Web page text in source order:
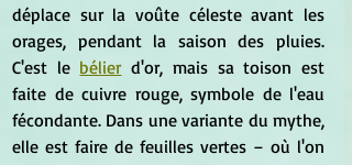
déplace sur la voûte céleste avant les
orages, pendant la saison des pluies.
C'est le bélier d'or, mais sa toison est
faite de cuivre rouge, symbole de l'eau
fécondante. Dans une variante du mythe,
elle est faire de feuilles vertes – où l'on